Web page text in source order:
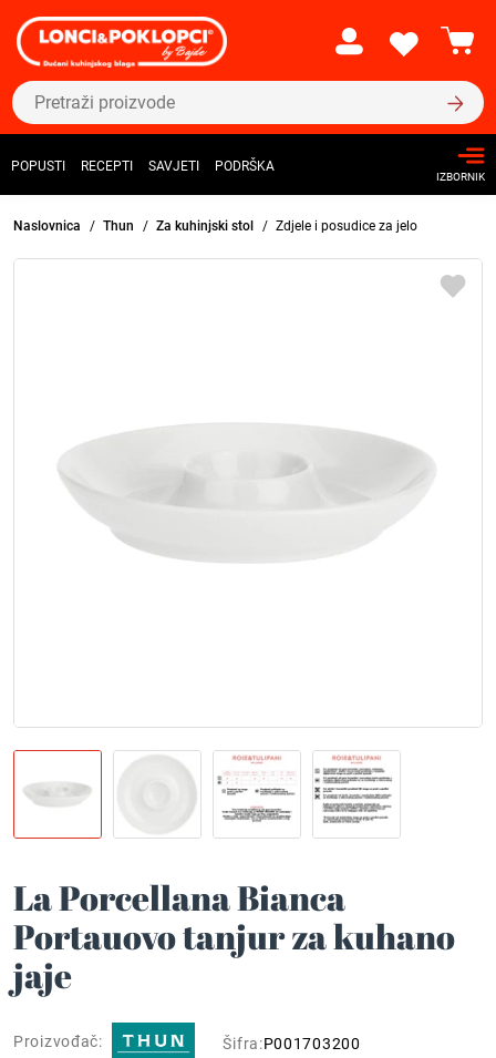
POPUSTI RECEPTI SAVJETI PODRŠKA
IZBORNIK
Naslovnica Thun Za kuhinjski stol Zdjele i posudice za jelo
La Porcellana Bianca
Portauovo tanjur za kuhano
jaje
Proizvođač: Šifra:P001703200